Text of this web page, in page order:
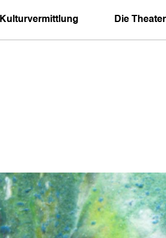
Kulturvermittlung Die Theater